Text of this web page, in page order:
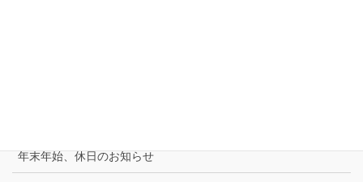
年末年始、休日のお知らせ